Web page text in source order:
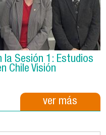
la Sesión 1: Estudios
Chile Visión
ver más